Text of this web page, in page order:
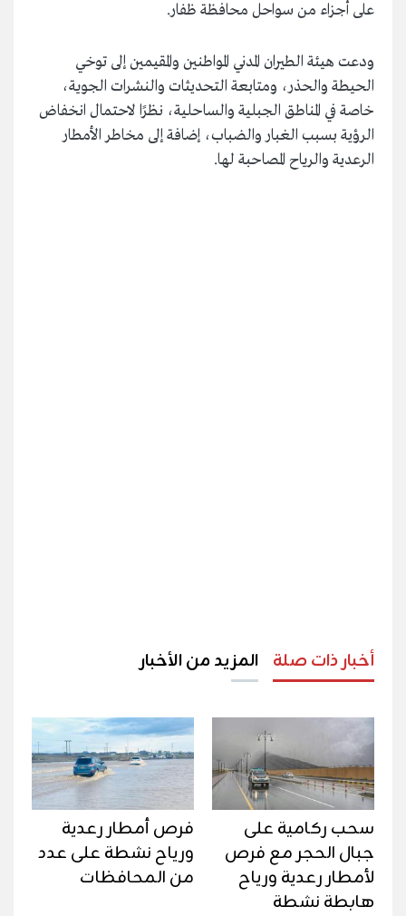
على أجزاء من سواحل محافظة ظفار.
ودعت هيئة الطيران المدني المواطنين والمقيمين إلى توخي
الحيطة والحذر، ومتابعة التحديثات والنشرات الجوية،
خاصة في المناطق الجبلية والساحلية، نظرًا لاحتمال انخفاض
الرؤية بسبب الغبار والضباب، إضافة إلى مخاطر الأمطار
الرعدية والرياح المصاحبة لها.
أخبار ذات صلة المزيد من الأخبار
سحب ركامية على
جبال الحجر مع فرص
لأمطار رعدية ورياح
هابطة نشطة
فرص أمطار رعدية
ورياح نشطة على عدد
من المحافظات